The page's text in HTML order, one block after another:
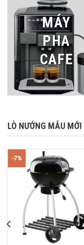
MÁY
PHA
CAFE
LÒ NƯỚNG MẪU
-7%